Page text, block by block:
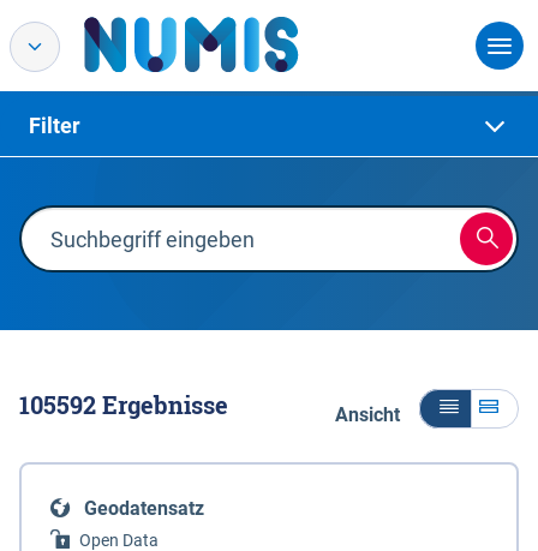
Filter
105592Ergebnisse Ansicht
Geodatensatz
Open Data